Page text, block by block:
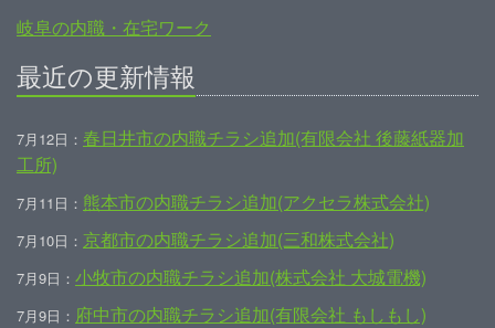
岐阜の内職・在宅ワーク
最近の更新情報
7月12日： 春日井市の内職チラシ追加(有限会社 後藤紙器加
工所)
7月11日： 熊本市の内職チラシ追加(アクセラ株式会社)
7月10日： 京都市の内職チラシ追加(三和株式会社)
7月9日： 小牧市の内職チラシ追加(株式会社 大城電機)
7月9日： 府中市の内職チラシ追加(有限会社 もしもし)